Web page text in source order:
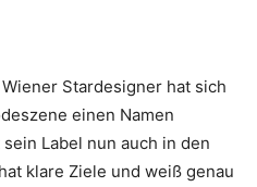
Stardesigner hat sich
einen Namen
Label nun auch in den
klare Ziele und weiß genau